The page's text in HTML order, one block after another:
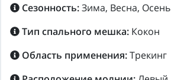
Сезонность:Зима, Весна, Осень
Тип спального мешка: Кокон
Область применения:Трекинг